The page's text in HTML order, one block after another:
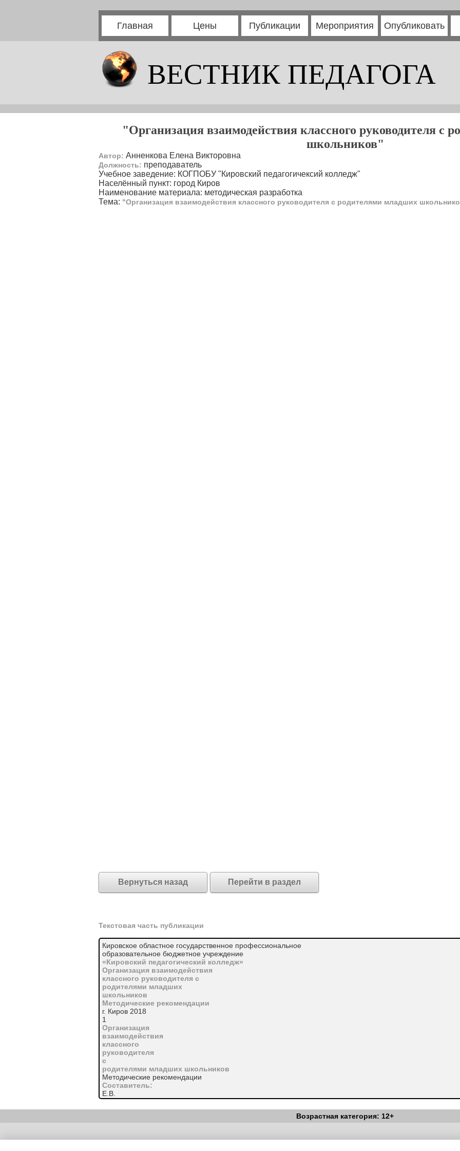
Главная Цены Публикации Мероприятия Опубликовать
ВЕСТНИК ПЕДАГОГА
"Организация взаимодействия классного руководителя с
школьников"
Автор: Анненкова Елена Викторовна
Должность: преподаватель
Учебное заведение: КОГПОБУ "Кировский педагогичексий колледж"
Населённый пункт: город Киров
Наименование материала: методическая разработка
Тема: "Организация взаимодействия классного руководителя с родителями младших
Вернуться назад Перейти в раздел
Текстовая часть публикации
Кировское областное государственное профессиональное
образовательное бюджетное учреждение
«Кировский педагогический колледж»
Организация взаимодействия
классного руководителя с
родителями младших
школьников
Методические рекомендации
г. Киров 2018
1
Организация
взаимодействия
классного
руководителя
с
родителями младших школьников
Методические рекомендации
Составитель:
Е.В.
Анненкова
–
Возрастная категория: 12+
Copyright (c) |Вестник Педагога|Об издании|Условия|Политика